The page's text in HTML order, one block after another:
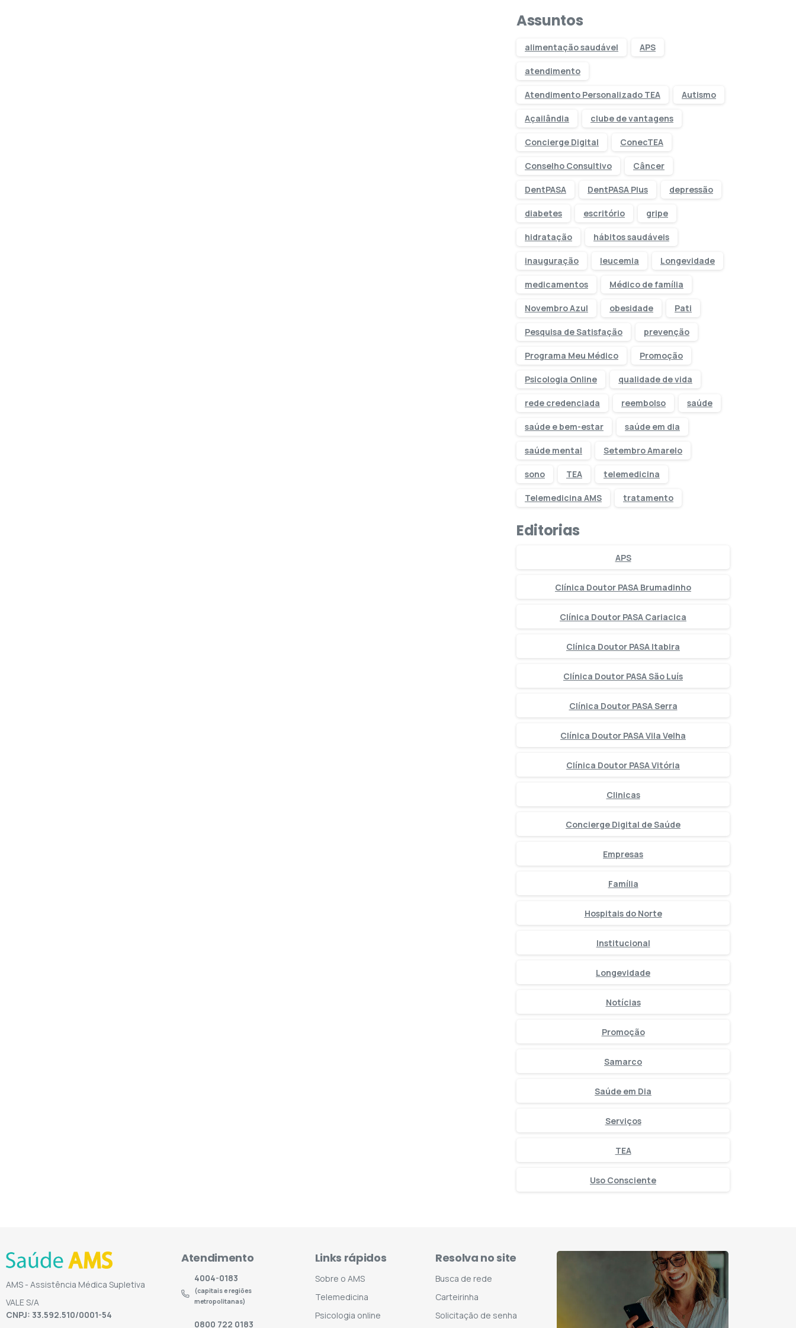
Assuntos
alimentação saudável APS
atendimento
Atendimento Personalizado TEA Autismo
Açailândia clube de vantagens
Concierge Digital ConecTEA
Conselho Consultivo Câncer
DentPASA DentPASA Plus depressão
diabetes escritório gripe
hidratação hábitos saudáveis
inauguração leucemia Longevidade
medicamentos Médico de família
Novembro Azul obesidade Pati
Pesquisa de Satisfação prevenção
Programa Meu Médico Promoção
Psicologia Online qualidade de vida
rede credenciada reembolso saúde
saúde e bem-estar saúde em dia
saúde mental Setembro Amarelo
sono TEA telemedicina
Telemedicina AMS tratamento
Editorias
APS
Clínica Doutor PASA Brumadinho
Clínica Doutor PASA Cariacica
Clínica Doutor PASA Itabira
Clínica Doutor PASA São Luís
Clínica Doutor PASA Serra
Clínica Doutor PASA Vila Velha
Clínica Doutor PASA Vitória
Clinicas
Concierge Digital de Saúde
Empresas
Família
Hospitais do Norte
Institucional
Longevidade
Notícias
Promoção
Samarco
Saúde em Dia
Serviços
TEA
Uso Consciente
AMS - Assistência Médica Supletiva
VALE S/A
CNPJ: 33.592.510/0001-54
Atendimento
4004-0183
(capitais e regiões
metropolitanas)
0800 722 0183
Links rápidos
Sobre o AMS
Telemedicina
Psicologia online
Resolva no site
Busca de rede
Carteirinha
Solicitação de senha